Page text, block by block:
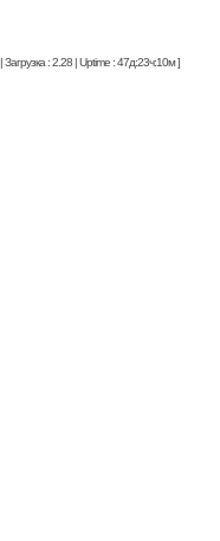
: 2.28 | Uptime : 47д:23ч:10м ]